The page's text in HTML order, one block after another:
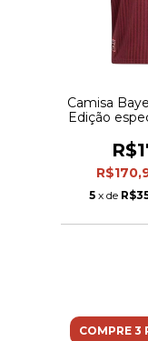
Camisa
Edição
5 x de
COMPRE 3